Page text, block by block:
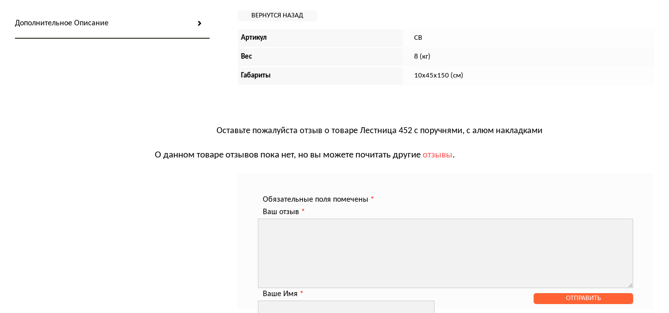
Дополнительное Описание
Артикул СВ
Вес 8 (кг)
Габариты 10х45х150 (см)
Оставьте пожалуйста отзыв о товаре Лестница 452 с поручнями, с алюм накладками
О данном товаре отзывов пока нет, но вы можете почитать другие отзывы.
Обязательные поля помечены *
Ваш отзыв *
Ваше Имя *